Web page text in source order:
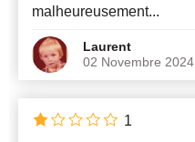
malheureusement...
Laurent
02 Novembre 2024
1